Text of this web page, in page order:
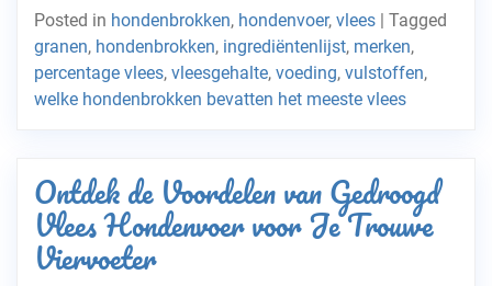
Posted in hondenbrokken, hondenvoer, vlees | Tagged
granen, hondenbrokken, ingrediëntenlijst, merken,
percentage vlees, vleesgehalte, voeding, vulstoffen,
welke hondenbrokken bevatten het meeste vlees
Ontdek de Voordelen van Gedroogd
Vlees Hondenvoer voor Je Trouwe
Viervoeter